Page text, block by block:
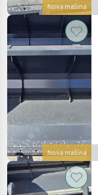
Nova mašina
Nova mašina